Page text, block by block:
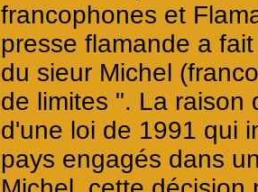
francophones et
presse flamande a
du sieur Michel
de limites ". La raison
d'une loi de 1991 qui
pays engagés dans